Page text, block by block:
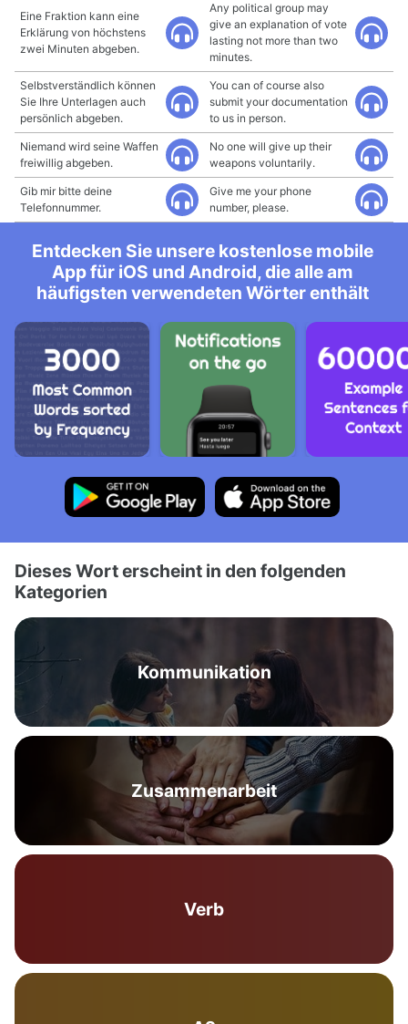
Eine Fraktion kann eine
Erklärung von höchstens
zwei Minuten abgeben.
Any political group may
give an explanation of vote
lasting not more than two
minutes.
Selbstverständlich können
Sie Ihre Unterlagen auch
persönlich abgeben.
You can of course also
submit your documentation
to us in person.
Niemand wird seine Waffen
freiwillig abgeben.
No one will give up their
weapons voluntarily.
Gib mir bitte deine
Telefonnummer.
Give me your phone
number, please.
Entdecken Sie unsere kostenlose mobile
App für iOS und Android, die alle am
häufigsten verwendeten Wörter enthält
Dieses Wort erscheint in den folgenden
Kategorien
Kommunikation
Zusammenarbeit
Verb